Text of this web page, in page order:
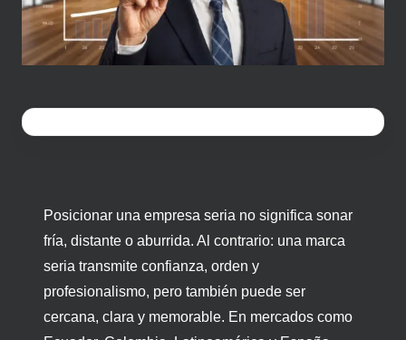
Posicionar una empresa seria no significa sonar
fría, distante o aburrida. Al contrario: una marca
seria transmite confianza, orden y
profesionalismo, pero también puede ser
cercana, clara y memorable. En mercados como